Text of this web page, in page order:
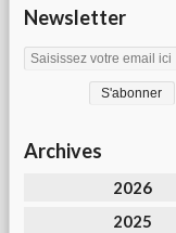
Newsletter
Archives
2026
2025